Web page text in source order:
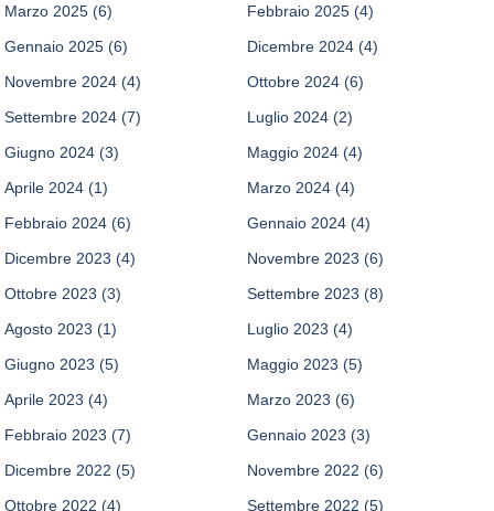
Marzo 2025 (6) Febbraio 2025 (4)
Gennaio 2025 (6) Dicembre 2024 (4)
Novembre 2024 (4) Ottobre 2024 (6)
Settembre 2024 (7) Luglio 2024 (2)
Giugno 2024 (3) Maggio 2024 (4)
Aprile 2024 (1) Marzo 2024 (4)
Febbraio 2024 (6) Gennaio 2024 (4)
Dicembre 2023 (4) Novembre 2023 (6)
Ottobre 2023 (3) Settembre 2023 (8)
Agosto 2023 (1) Luglio 2023 (4)
Giugno 2023 (5) Maggio 2023 (5)
Aprile 2023 (4) Marzo 2023 (6)
Febbraio 2023 (7) Gennaio 2023 (3)
Dicembre 2022 (5) Novembre 2022 (6)
Ottobre 2022 (4) Settembre 2022 (5)